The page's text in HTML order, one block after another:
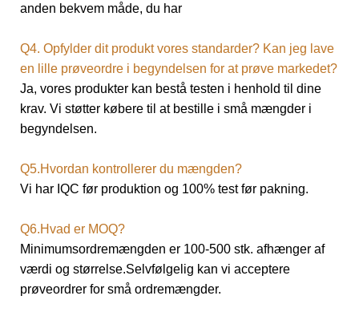
anden bekvem måde, du har
Q4. Opfylder dit produkt vores standarder? Kan jeg lave
en lille prøveordre i begyndelsen for at prøve markedet?
Ja, vores produkter kan bestå testen i henhold til dine
krav. Vi støtter købere til at bestille i små mængder i
begyndelsen.
Q5.Hvordan kontrollerer du mængden?
Vi har IQC før produktion og 100% test før pakning.
Q6.Hvad er MOQ?
Minimumsordremængden er 100-500 stk. afhænger af
værdi og størrelse.Selvfølgelig kan vi acceptere
prøveordrer for små ordremængder.